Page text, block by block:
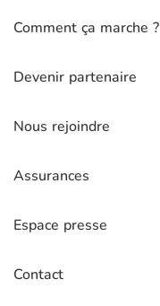
Comment ça marche ?
Devenir partenaire
Nous rejoindre
Assurances
Espace presse
Contact